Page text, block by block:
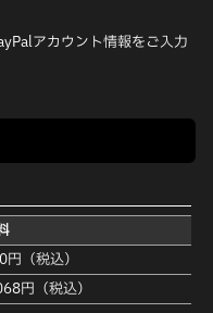
アカウント情報をご入力
円（税込）
円（税込）